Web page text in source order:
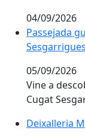
04/09/2026
Passejada
Passejada
Sesgarrigues
05/09/2026
Vine a
Cugat
Deixalleria